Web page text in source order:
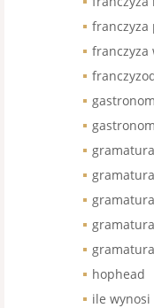
franczyza
franczyza
hophead
ile